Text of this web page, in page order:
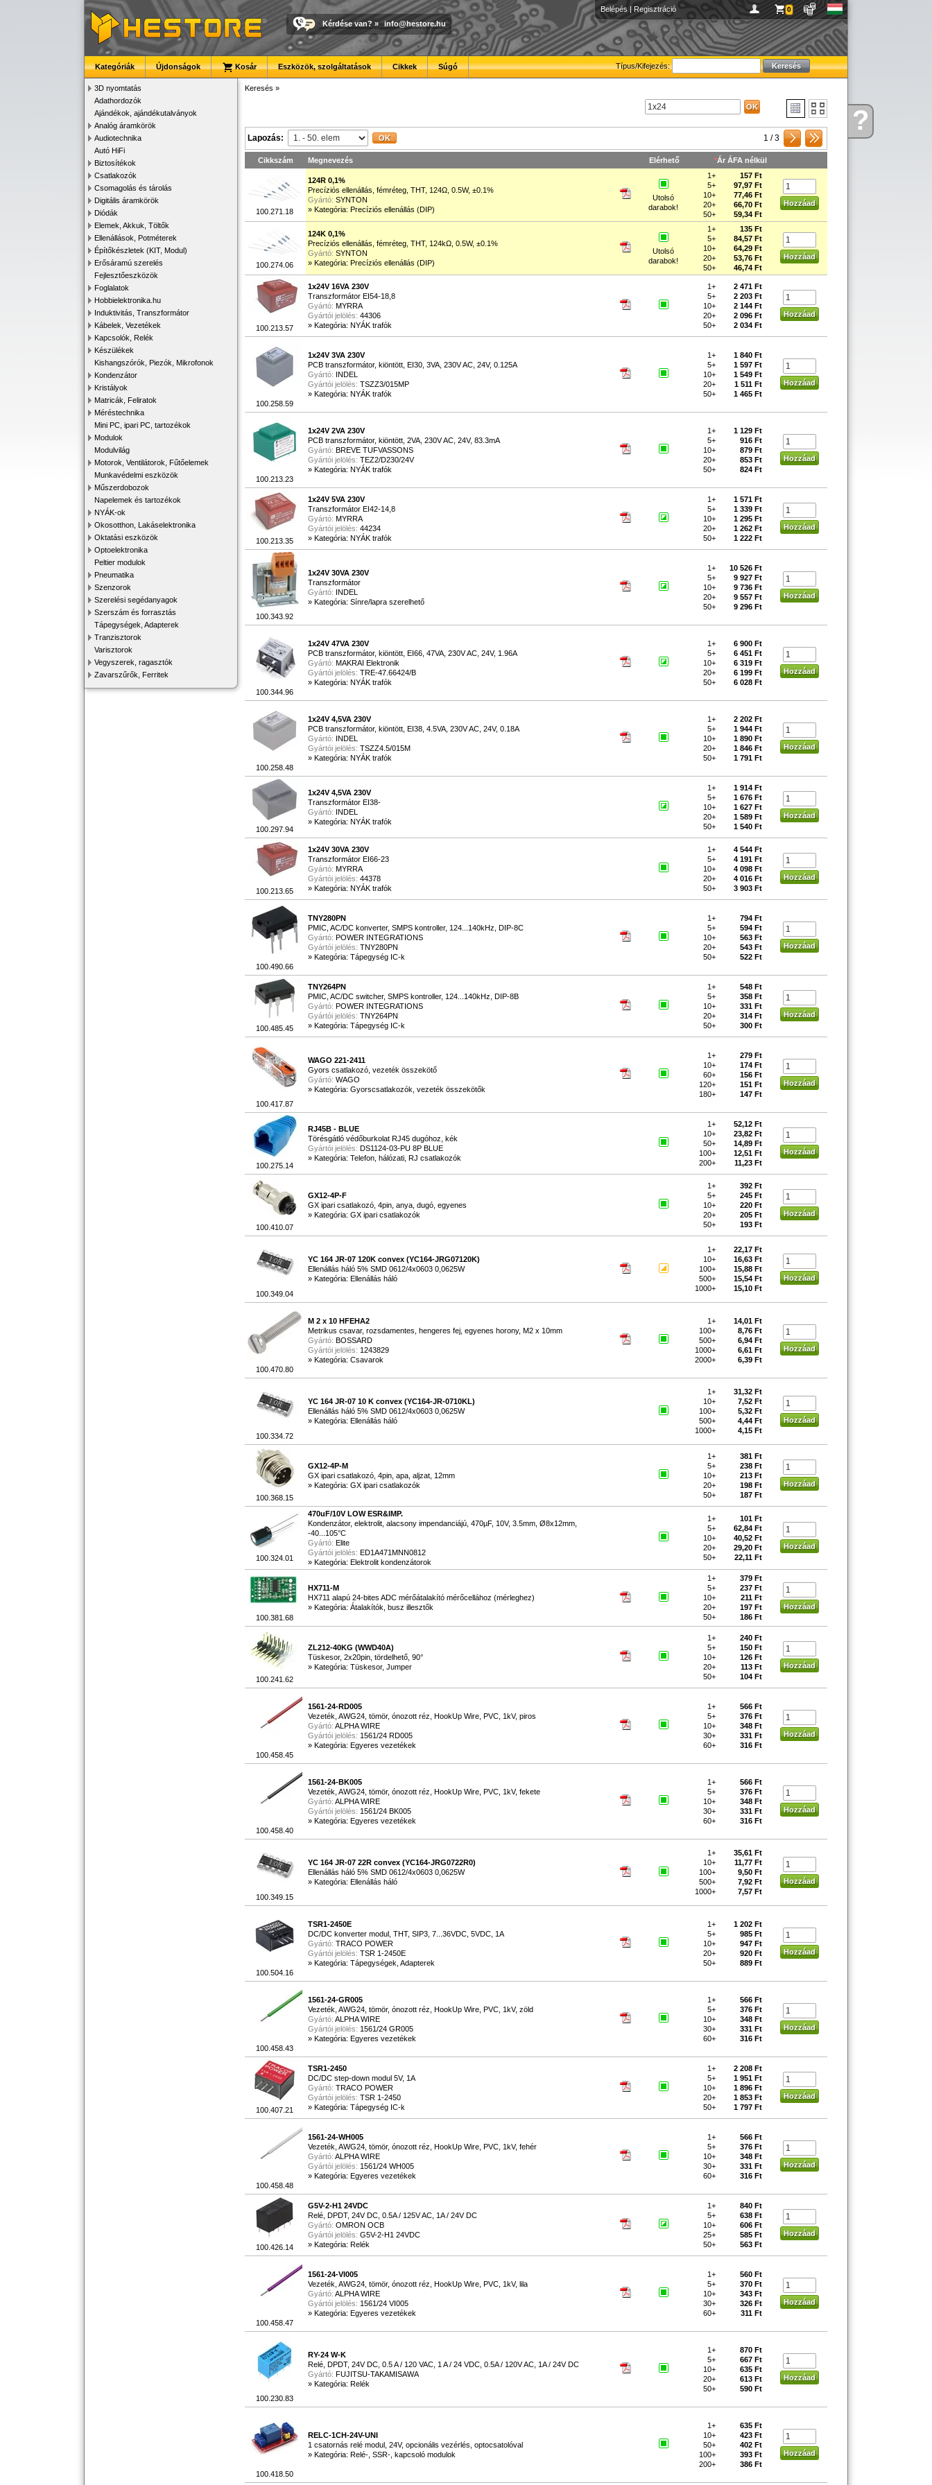
Kérdése
van
?
Belépés | Regisztráció 0
Kérdése van? » info@hestore.hu
Típus/Kifejezés:
Kategóriák Újdonságok Kosár Eszközök, szolgáltatások Cikkek Súgó
3D nyomtatás
Adathordozók
Ajándékok, ajándékutalványok
Analóg áramkörök
Audiotechnika
Autó HiFi
Biztosítékok
Csatlakozók
Csomagolás és tárolás
Digitális áramkörök
Diódák
Elemek, Akkuk, Töltők
Ellenállások, Potméterek
Építőkészletek (KIT, Modul)
Erősáramú szerelés
Fejlesztőeszközök
Foglalatok
Hobbielektronika.hu
Induktivitás, Transzformátor
Kábelek, Vezetékek
Kapcsolók, Relék
Készülékek
Kishangszórók, Piezók, Mikrofonok
Kondenzátor
Kristályok
Matricák, Feliratok
Méréstechnika
Mini PC, ipari PC, tartozékok
Modulok
Modulvilág
Motorok, Ventilátorok, Fűtőelemek
Munkavédelmi eszközök
Műszerdobozok
Napelemek és tartozékok
NYÁK-ok
Okosotthon, Lakáselektronika
Oktatási eszközök
Optoelektronika
Peltier modulok
Pneumatika
Szenzorok
Szerelési segédanyagok
Szerszám és forrasztás
Tápegységek, Adapterek
Tranzisztorok
Varisztorok
Vegyszerek, ragasztók
Zavarszűrők, Ferritek
Keresés »
Lapozás: 1 / 3
Cikkszám Megnevezés Elérhető *Ár ÁFA nélkül
100.271.18
124R 0,1%
Precíziós ellenállás, fémréteg, THT, 124Ω, 0.5W, ±0.1%
Gyártó: SYNTON
» Kategória: Precíziós ellenállás (DIP)
Utolsó
darabok!
1+
157 Ft
5+
97,97 Ft
10+
77,46 Ft
20+
66,70 Ft
50+
59,34 Ft
100.274.06
124K 0,1%
Precíziós ellenállás, fémréteg, THT, 124kΩ, 0.5W, ±0.1%
Gyártó: SYNTON
» Kategória: Precíziós ellenállás (DIP)
Utolsó
darabok!
1+
135 Ft
5+
84,57 Ft
10+
64,29 Ft
20+
53,76 Ft
50+
46,74 Ft
100.213.57
1x24V 16VA 230V
Transzformátor EI54-18,8
Gyártó: MYRRA
Gyártói jelölés: 44306
» Kategória: NYÁK trafók
1+
2 471 Ft
5+
2 203 Ft
10+
2 144 Ft
20+
2 096 Ft
50+
2 034 Ft
100.258.59
1x24V 3VA 230V
PCB transzformátor, kiöntött, EI30, 3VA, 230V AC, 24V, 0.125A
Gyártó: INDEL
Gyártói jelölés: TSZZ3/015MP
» Kategória: NYÁK trafók
1+
1 840 Ft
5+
1 597 Ft
10+
1 549 Ft
20+
1 511 Ft
50+
1 465 Ft
100.213.23
1x24V 2VA 230V
PCB transzformátor, kiöntött, 2VA, 230V AC, 24V, 83.3mA
Gyártó: BREVE TUFVASSONS
Gyártói jelölés: TEZ2/D230/24V
» Kategória: NYÁK trafók
1+
1 129 Ft
5+
916 Ft
10+
879 Ft
20+
853 Ft
50+
824 Ft
100.213.35
1x24V 5VA 230V
Transzformátor EI42-14,8
Gyártó: MYRRA
Gyártói jelölés: 44234
» Kategória: NYÁK trafók
1+
1 571 Ft
5+
1 339 Ft
10+
1 295 Ft
20+
1 262 Ft
50+
1 222 Ft
100.343.92
1x24V 30VA 230V
Transzformátor
Gyártó: INDEL
» Kategória: Sínre/lapra szerelhető
1+
10 526 Ft
5+
9 927 Ft
10+
9 736 Ft
20+
9 557 Ft
50+
9 296 Ft
100.344.96
1x24V 47VA 230V
PCB transzformátor, kiöntött, EI66, 47VA, 230V AC, 24V, 1.96A
Gyártó: MAKRAI Elektronik
Gyártói jelölés: TRE-47.66424/B
» Kategória: NYÁK trafók
1+
6 900 Ft
5+
6 451 Ft
10+
6 319 Ft
20+
6 199 Ft
50+
6 028 Ft
100.258.48
1x24V 4,5VA 230V
PCB transzformátor, kiöntött, EI38, 4.5VA, 230V AC, 24V, 0.18A
Gyártó: INDEL
Gyártói jelölés: TSZZ4.5/015M
» Kategória: NYÁK trafók
1+
2 202 Ft
5+
1 944 Ft
10+
1 890 Ft
20+
1 846 Ft
50+
1 791 Ft
100.297.94
1x24V 4,5VA 230V
Transzformátor EI38-
Gyártó: INDEL
» Kategória: NYÁK trafók
1+
1 914 Ft
5+
1 676 Ft
10+
1 627 Ft
20+
1 589 Ft
50+
1 540 Ft
100.213.65
1x24V 30VA 230V
Transzformátor EI66-23
Gyártó: MYRRA
Gyártói jelölés: 44378
» Kategória: NYÁK trafók
1+
4 544 Ft
5+
4 191 Ft
10+
4 098 Ft
20+
4 016 Ft
50+
3 903 Ft
100.490.66
TNY280PN
PMIC, AC/DC konverter, SMPS kontroller, 124...140kHz, DIP-8C
Gyártó: POWER INTEGRATIONS
Gyártói jelölés: TNY280PN
» Kategória: Tápegység IC-k
1+
794 Ft
5+
594 Ft
10+
563 Ft
20+
543 Ft
50+
522 Ft
100.485.45
TNY264PN
PMIC, AC/DC switcher, SMPS kontroller, 124...140kHz, DIP-8B
Gyártó: POWER INTEGRATIONS
Gyártói jelölés: TNY264PN
» Kategória: Tápegység IC-k
1+
548 Ft
5+
358 Ft
10+
331 Ft
20+
314 Ft
50+
300 Ft
100.417.87
WAGO 221-2411
Gyors csatlakozó, vezeték összekötő
Gyártó: WAGO
» Kategória: Gyorscsatlakozók, vezeték összekötők
1+
279 Ft
10+
174 Ft
60+
156 Ft
120+
151 Ft
180+
147 Ft
100.275.14
RJ45B - BLUE
Törésgátló védőburkolat RJ45 dugóhoz, kék
Gyártói jelölés: DS1124-03-PU 8P BLUE
» Kategória: Telefon, hálózati, RJ csatlakozók
1+
52,12 Ft
10+
23,82 Ft
50+
14,89 Ft
100+
12,51 Ft
200+
11,23 Ft
100.410.07
GX12-4P-F
GX ipari csatlakozó, 4pin, anya, dugó, egyenes
» Kategória: GX ipari csatlakozók
1+
392 Ft
5+
245 Ft
10+
220 Ft
20+
205 Ft
50+
193 Ft
100.349.04
YC 164 JR-07 120K convex (YC164-JRG07120K)
Ellenállás háló 5% SMD 0612/4x0603 0,0625W
» Kategória: Ellenállás háló
1+
22,17 Ft
10+
16,63 Ft
100+
15,88 Ft
500+
15,54 Ft
1000+
15,10 Ft
100.470.80
M 2 x 10 HFEHA2
Metrikus csavar, rozsdamentes, hengeres fej, egyenes horony, M2 x 10mm
Gyártó: BOSSARD
Gyártói jelölés: 1243829
» Kategória: Csavarok
1+
14,01 Ft
100+
8,76 Ft
500+
6,94 Ft
1000+
6,61 Ft
2000+
6,39 Ft
100.334.72
YC 164 JR-07 10 K convex (YC164-JR-0710KL)
Ellenállás háló 5% SMD 0612/4x0603 0,0625W
» Kategória: Ellenállás háló
1+
31,32 Ft
10+
7,52 Ft
100+
5,32 Ft
500+
4,44 Ft
1000+
4,15 Ft
100.368.15
GX12-4P-M
GX ipari csatlakozó, 4pin, apa, aljzat, 12mm
» Kategória: GX ipari csatlakozók
1+
381 Ft
5+
238 Ft
10+
213 Ft
20+
198 Ft
50+
187 Ft
100.324.01
470uF/10V LOW ESR&IMP.
Kondenzátor, elektrolit, alacsony impendanciájú, 470µF, 10V, 3.5mm, Ø8x12mm,
-40...105°C
Gyártó: Elite
Gyártói jelölés: ED1A471MNN0812
» Kategória: Elektrolit kondenzátorok
1+
101 Ft
5+
62,84 Ft
10+
40,52 Ft
20+
29,20 Ft
50+
22,11 Ft
100.381.68
HX711-M
HX711 alapú 24-bites ADC mérőátalakító mérőcellához (mérleghez)
» Kategória: Átalakítók, busz illesztők
1+
379 Ft
5+
237 Ft
10+
211 Ft
20+
197 Ft
50+
186 Ft
100.241.62
ZL212-40KG (WWD40A)
Tüskesor, 2x20pin, tördelhető, 90°
» Kategória: Tüskesor, Jumper
1+
240 Ft
5+
150 Ft
10+
126 Ft
20+
113 Ft
50+
104 Ft
100.458.45
1561-24-RD005
Vezeték, AWG24, tömör, ónozott réz, HookUp Wire, PVC, 1kV, piros
Gyártó: ALPHA WIRE
Gyártói jelölés: 1561/24 RD005
» Kategória: Egyeres vezetékek
1+
566 Ft
5+
376 Ft
10+
348 Ft
30+
331 Ft
60+
316 Ft
100.458.40
1561-24-BK005
Vezeték, AWG24, tömör, ónozott réz, HookUp Wire, PVC, 1kV, fekete
Gyártó: ALPHA WIRE
Gyártói jelölés: 1561/24 BK005
» Kategória: Egyeres vezetékek
1+
566 Ft
5+
376 Ft
10+
348 Ft
30+
331 Ft
60+
316 Ft
100.349.15
YC 164 JR-07 22R convex (YC164-JRG0722R0)
Ellenállás háló 5% SMD 0612/4x0603 0,0625W
» Kategória: Ellenállás háló
1+
35,61 Ft
10+
11,77 Ft
100+
9,50 Ft
500+
7,92 Ft
1000+
7,57 Ft
100.504.16
TSR1-2450E
DC/DC konverter modul, THT, SIP3, 7...36VDC, 5VDC, 1A
Gyártó: TRACO POWER
Gyártói jelölés: TSR 1-2450E
» Kategória: Tápegységek, Adapterek
1+
1 202 Ft
5+
985 Ft
10+
947 Ft
20+
920 Ft
50+
889 Ft
100.458.43
1561-24-GR005
Vezeték, AWG24, tömör, ónozott réz, HookUp Wire, PVC, 1kV, zöld
Gyártó: ALPHA WIRE
Gyártói jelölés: 1561/24 GR005
» Kategória: Egyeres vezetékek
1+
566 Ft
5+
376 Ft
10+
348 Ft
30+
331 Ft
60+
316 Ft
100.407.21
TSR1-2450
DC/DC step-down modul 5V, 1A
Gyártó: TRACO POWER
Gyártói jelölés: TSR 1-2450
» Kategória: Tápegység IC-k
1+
2 208 Ft
5+
1 951 Ft
10+
1 896 Ft
20+
1 853 Ft
50+
1 797 Ft
100.458.48
1561-24-WH005
Vezeték, AWG24, tömör, ónozott réz, HookUp Wire, PVC, 1kV, fehér
Gyártó: ALPHA WIRE
Gyártói jelölés: 1561/24 WH005
» Kategória: Egyeres vezetékek
1+
566 Ft
5+
376 Ft
10+
348 Ft
30+
331 Ft
60+
316 Ft
100.426.14
G5V-2-H1 24VDC
Relé, DPDT, 24V DC, 0.5A / 125V AC, 1A / 24V DC
Gyártó: OMRON OCB
Gyártói jelölés: G5V-2-H1 24VDC
» Kategória: Relék
1+
840 Ft
5+
638 Ft
10+
606 Ft
25+
585 Ft
50+
563 Ft
100.458.47
1561-24-VI005
Vezeték, AWG24, tömör, ónozott réz, HookUp Wire, PVC, 1kV, lila
Gyártó: ALPHA WIRE
Gyártói jelölés: 1561/24 VI005
» Kategória: Egyeres vezetékek
1+
560 Ft
5+
370 Ft
10+
343 Ft
30+
326 Ft
60+
311 Ft
100.230.83
RY-24 W-K
Relé, DPDT, 24V DC, 0.5 A / 120 VAC, 1 A / 24 VDC, 0.5A / 120V AC, 1A / 24V DC
Gyártó: FUJITSU-TAKAMISAWA
» Kategória: Relék
1+
870 Ft
5+
667 Ft
10+
635 Ft
20+
613 Ft
50+
590 Ft
100.418.50
RELC-1CH-24V-UNI
1 csatornás relé modul, 24V, opcionális vezérlés, optocsatolóval
» Kategória: Relé-, SSR-, kapcsoló modulok
1+
635 Ft
10+
423 Ft
50+
402 Ft
100+
393 Ft
200+
386 Ft